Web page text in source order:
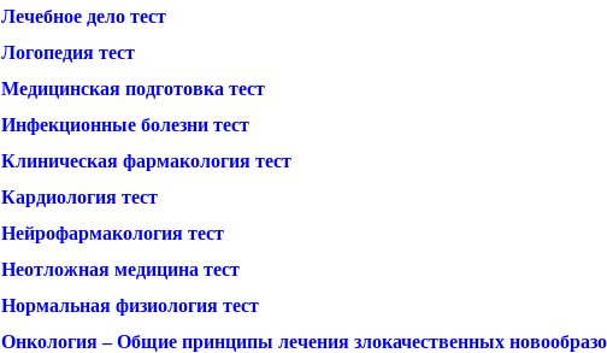
Лечебное дело тест
Логопедия тест
Медицинская подготовка тест
Инфекционные болезни тест
Клиническая фармакология тест
Кардиология тест
Нейрофармакология тест
Неотложная медицина тест
Нормальная физиология тест
Онкология – Общие принципы лечения злокачественных